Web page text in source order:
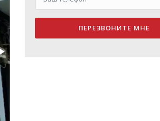
ПЕРЕЗВОНИТЕ МНЕ